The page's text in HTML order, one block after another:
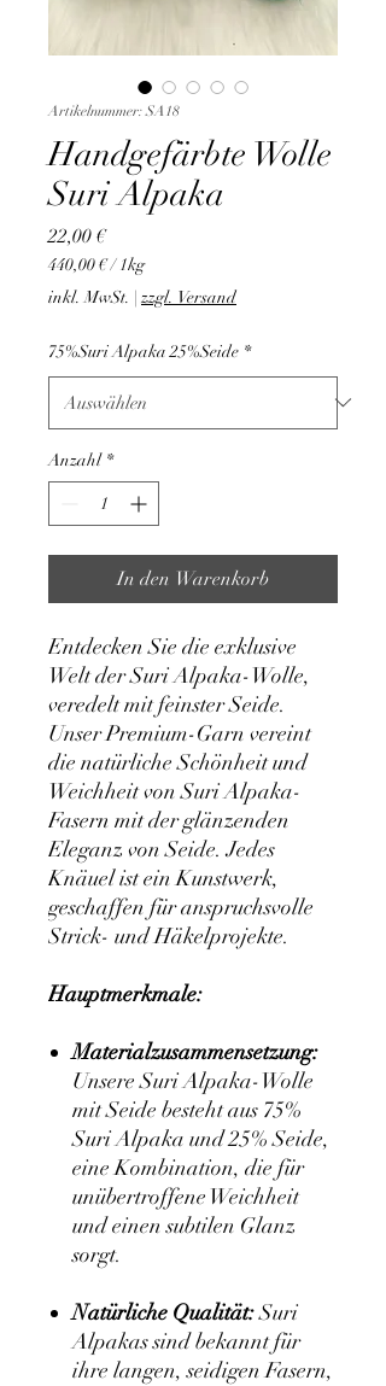
Artikelnummer: SA18
Handgefärbte Wolle
Suri Alpaka
22,00 €Preis
440,00 €/1kg
440,00 €
pro
Kilogramm
inkl. MwSt. | zzgl. Versand
75%Suri Alpaka 25%Seide *
Anzahl *
In den Warenkorb
Entdecken Sie die exklusive
Welt der Suri Alpaka-Wolle,
veredelt mit feinster Seide.
Unser Premium-Garn vereint
die natürliche Schönheit und
Weichheit von Suri Alpaka-
Fasern mit der glänzenden
Eleganz von Seide. Jedes
Knäuel ist ein Kunstwerk,
geschaffen für anspruchsvolle
Strick- und Häkelprojekte.
Hauptmerkmale:
Materialzusammensetzung:
Unsere Suri Alpaka-Wolle
mit Seide besteht aus 75%
Suri Alpaka und 25% Seide,
eine Kombination, die für
unübertroffene Weichheit
und einen subtilen Glanz
sorgt.
Natürliche Qualität:Suri
Alpakas sind bekannt für
ihre langen, seidigen Fasern,